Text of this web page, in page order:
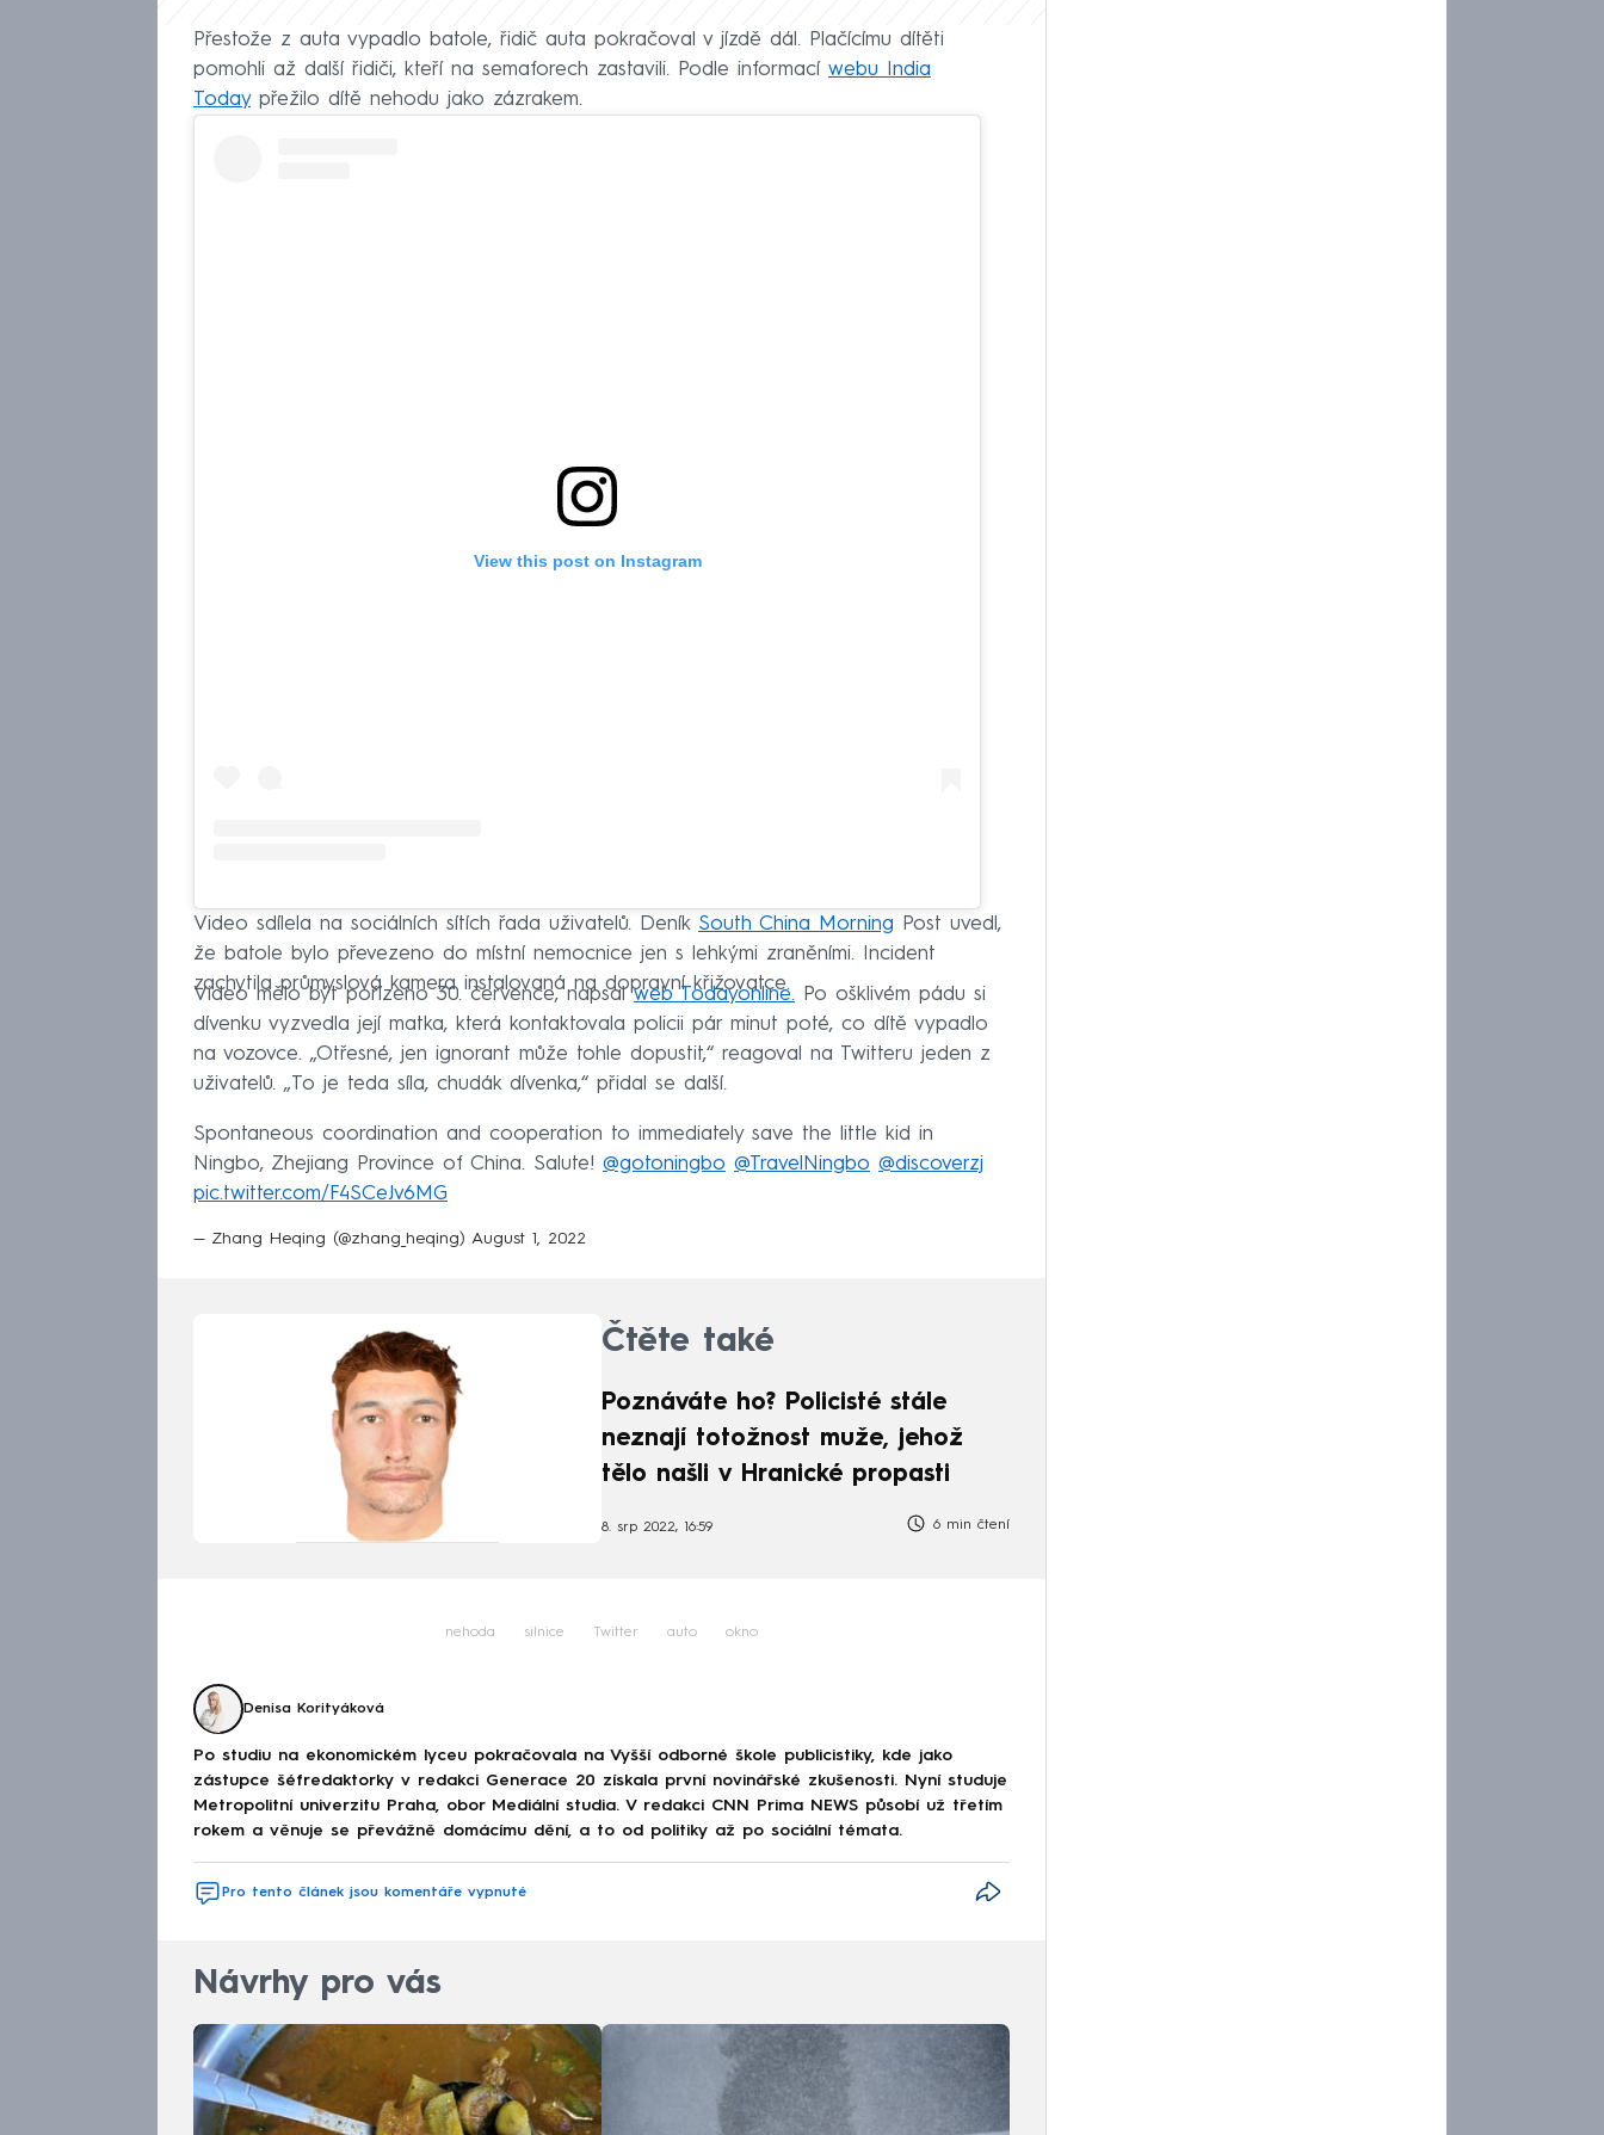
Přestože z auta vypadlo batole, řidič auta pokračoval v jízdě dál. Plačícímu dítěti
pomohli až další řidiči, kteří na semaforech zastavili. Podle informací webu India
Todaypřežilo dítě nehodu jako zázrakem.
View this post on Instagram
Video sdílela na sociálních sítích řada uživatelů. Deník South China Morning Post uvedl,
že batole bylo převezeno do místní nemocnice jen s lehkými zraněními. Incident
zachytila průmyslová kamera instalovaná na dopravní křižovatce.
Video mělo být pořízeno 30. července, napsalweb Todayonline. Po ošklivém pádu si
dívenku vyzvedla její matka, která kontaktovala policii pár minut poté, co dítě vypadlo
na vozovce. „Otřesné, jen ignorant může tohle dopustit,“ reagoval na Twitteru jeden z
uživatelů. „To je teda síla, chudák dívenka,“ přidal se další.
Spontaneous coordination and cooperation to immediately save the little kid in
Ningbo, Zhejiang Province of China. Salute! @gotoningbo @TravelNingbo @discoverzj
pic.twitter.com/F4SCeJv6MG
— Zhang Heqing (@zhang_heqing) August 1, 2022
Čtěte také
Poznáváte ho? Policisté stále
neznají totožnost muže, jehož
tělo našli v Hranické propasti
8. srp 2022, 16:59 6 min čtení
nehoda silnice Twitter auto okno
Denisa Korityáková
Po studiu na ekonomickém lyceu pokračovala na Vyšší odborné škole publicistiky, kde jako
zástupce šéfredaktorky v redakci Generace 20 získala první novinářské zkušenosti. Nyní studuje
Metropolitní univerzitu Praha, obor Mediální studia. V redakci CNN Prima NEWS působí už třetím
rokem a věnuje se převážně domácímu dění, a to od politiky až po sociální témata.
Pro tento článek jsou komentáře vypnuté
Návrhy pro vás